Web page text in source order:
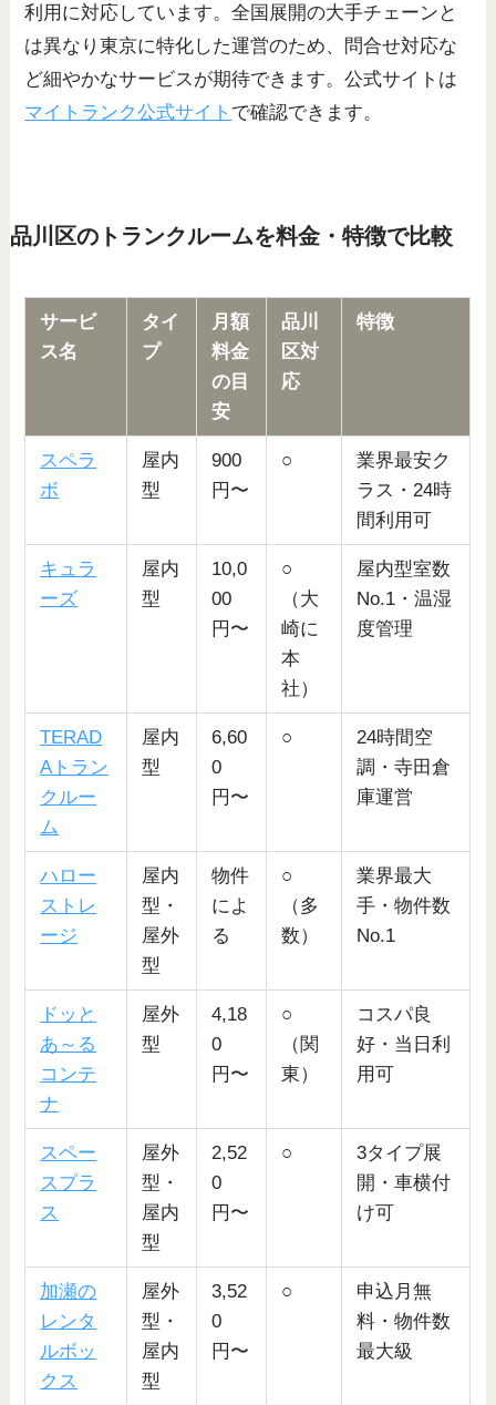
利用に対応しています。全国展開の大手チェーンと
は異なり東京に特化した運営のため、問合せ対応な
ど細やかなサービスが期待できます。公式サイトは
マイトランク公式サイト で確認できます。
品川区のトランクルームを料金・特徴で比較
サービ
ス名
タイ
プ
月額
料金
の目
安
品川
区対
応
特徴
スペラ
ボ
屋内
型
900
円〜
○
業界最安ク
ラス・24時
間利用可
キュラ
ーズ
屋内
型
10,0
00
円〜
○
（大
崎に
本
社）
屋内型室数
No.1・温湿
度管理
TERAD
Aトラン
クルー
ム
屋内
型
6,60
0
円〜
○
24時間空
調・寺田倉
庫運営
ハロー
ストレ
ージ
屋内
型・
屋外
型
物件
によ
る
○
（多
数）
業界最大
手・物件数
No.1
ドッと
あ～る
コンテ
ナ
屋外
型
4,18
0
円〜
○
（関
東）
コスパ良
好・当日利
用可
スペー
スプラ
ス
屋外
型・
屋内
型
2,52
0
円〜
○
3タイプ展
開・車横付
け可
加瀬の
レンタ
ルボッ
クス
屋外
型・
屋内
型
3,52
0
円〜
○
申込月無
料・物件数
最大級